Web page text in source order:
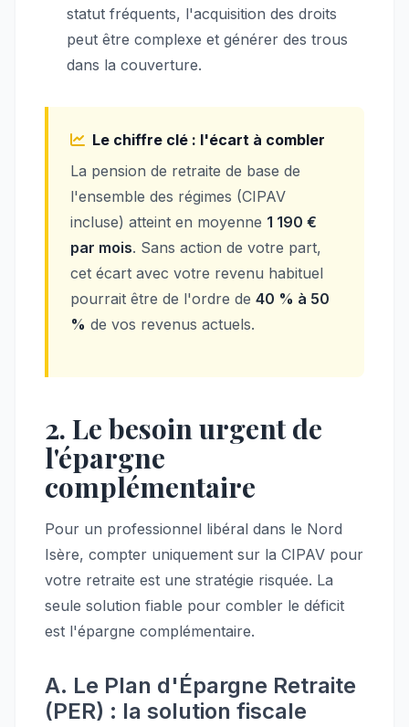
statut fréquents, l'acquisition des droits
peut être complexe et générer des trous
dans la couverture.
Le chiffre clé : l'écart à combler
La pension de retraite de base de
l'ensemble des régimes (CIPAV
incluse) atteint en moyenne 1 190 €
par mois. Sans action de votre part,
cet écart avec votre revenu habituel
pourrait être de l'ordre de 40 % à 50
% de vos revenus actuels.
2. Le besoin urgent de
l'épargne
complémentaire
Pour un professionnel libéral dans le Nord
Isère, compter uniquement sur la CIPAV pour
votre retraite est une stratégie risquée. La
seule solution fiable pour combler le déficit
est l'épargne complémentaire.
A. Le Plan d'Épargne Retraite
(PER) : la solution fiscale